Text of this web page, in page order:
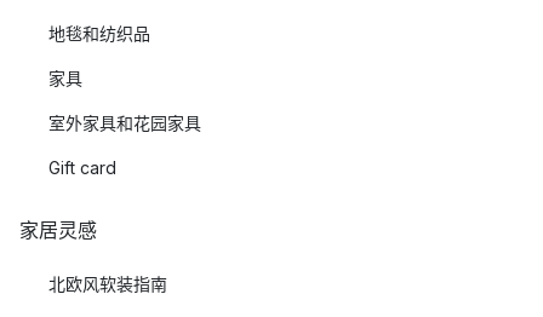
地毯和纺织品
家具
室外家具和花园家具
Gift card
家居灵感
北欧风软装指南